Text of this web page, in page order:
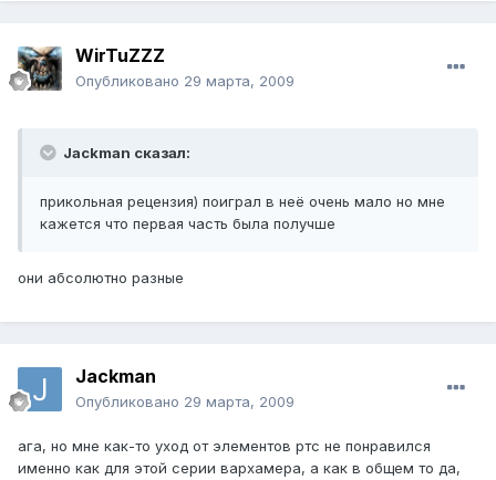
WirTuZZZ
Опубликовано 29 марта, 2009
Jackman сказал:
прикольная рецензия) поиграл в неё очень мало но мне
кажется что первая часть была получше
они абсолютно разные
Jackman
Опубликовано 29 марта, 2009
ага, но мне как-то уход от элементов ртс не понравился
именно как для этой серии вархамера, а как в общем то да,